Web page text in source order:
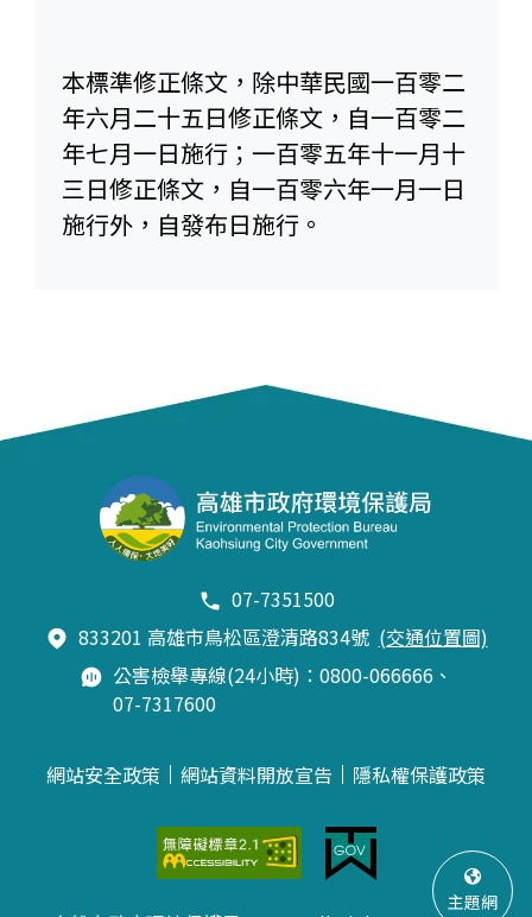
本標準修正條文，除中華民國一百零二
年六月二十五日修正條文，自一百零二
年七月一日施行；一百零五年十一月十
三日修正條文，自一百零六年一月一日
施行外，自發布日施行。
07-7351500
833201 高雄市鳥松區澄清路834號 (交通位置圖)
公害檢舉專線(24小時)：0800-066666、
07-7317600
網站安全政策 網站資料開放宣告 隱私權保護政策
主題網